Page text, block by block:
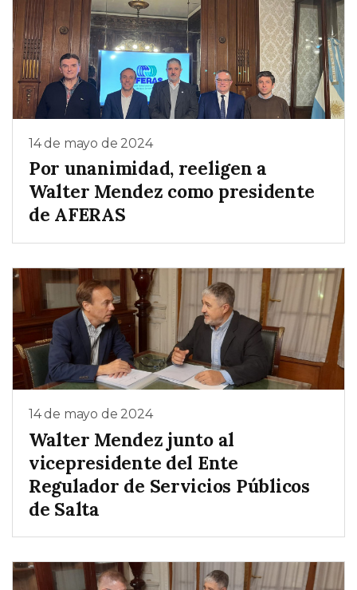
14 de mayo de 2024
Por unanimidad, reeligen a
Walter Mendez como presidente
de AFERAS
14 de mayo de 2024
Walter Mendez junto al
vicepresidente del Ente
Regulador de Servicios Públicos
de Salta